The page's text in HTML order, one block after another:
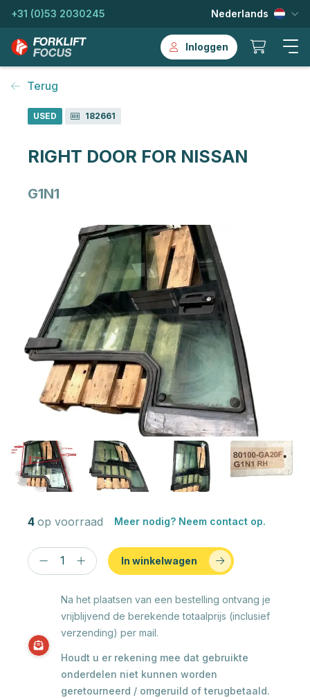
+31 (0)53 2030245 Nederlands
Inloggen
Terug
USED 182661
RIGHT DOOR FOR NISSAN
G1N1
4 op voorraad Meer nodig? Neem contact op.
In winkelwagen
Na het plaatsen van een bestelling ontvang je
vrijblijvend de berekende totaalprijs (inclusief
verzending) per mail.
Houdt u er rekening mee dat gebruikte
onderdelen niet kunnen worden
geretourneerd / omgeruild of terugbetaald.